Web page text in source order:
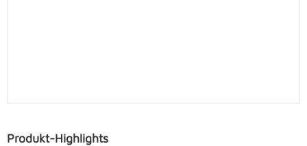
Produkt-Highlights